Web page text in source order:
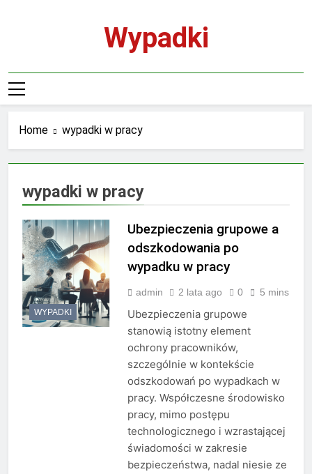
Wypadki
Home wypadki w pracy
wypadki w pracy
WYPADKI
Ubezpieczenia grupowe a
odszkodowania po
wypadku w pracy
admin 2 lata ago 0 5 mins
Ubezpieczenia grupowe
stanowią istotny element
ochrony pracowników,
szczególnie w kontekście
odszkodowań po wypadkach w
pracy. Współczesne środowisko
pracy, mimo postępu
technologicznego i wzrastającej
świadomości w zakresie
bezpieczeństwa, nadal niesie ze